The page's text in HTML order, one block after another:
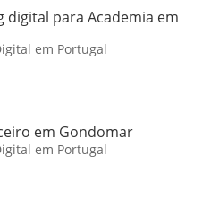
digital para Academia em
em Portugal
em Gondomar
em Portugal